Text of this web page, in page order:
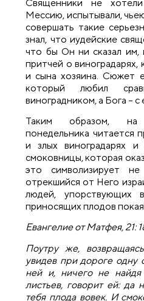
Священники не
Мессию, испытывали,
совершать такие
знал, что иудейские
что бы Он ни сказал им,
притчей о виноградарях,
и сына хозяина. Сюжет
который любил
виноградником, а Бога – с
Таким образом, на
понедельника читается
и злых виноградарях и
смоковницы, которая
это символизирует
отрекшийся от Него
людей,
приносящих плодов
Евангелие от Матфея, 21:
Поутру же,
увидев при дороге одну
ней и, ничего не
листьев, говорит ей: да
тебя плода вовек. И